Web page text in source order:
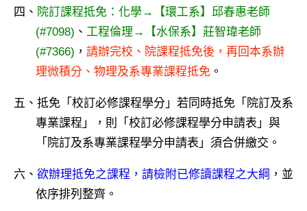
四、 院訂課程抵免： 化學→【環工系】邱春惠老師
(#7098) 、 工程倫理→【水保系】莊智瑋老師
(#7366) ， 請辦完校、院課程抵免後，再回本系辦
理微積分、物理及系專業課程抵免 。
五、抵免「校訂必修課程學分」若同時抵免「院訂及系
專業課程」，則「校訂必修課程學分申請表」與
「院訂及系專業課程學分申請表」須合併繳交。
六、 欲辦理抵免之課程，請檢附已修讀課程之大綱 ，並
依序排列整齊。